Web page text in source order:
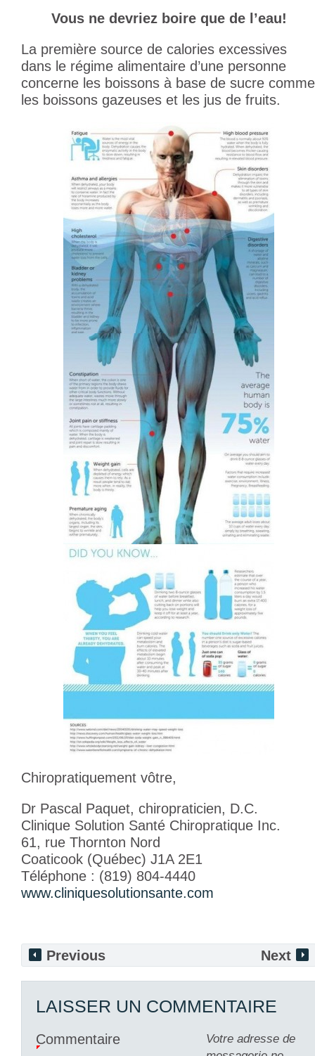
Vous ne devriez boire que de l’eau!
La première source de calories excessives
dans le régime alimentaire d’une personne
concerne les boissons à base de sucre comme
les boissons gazeuses et les jus de fruits.
Chiropratiquement vôtre,
Dr Pascal Paquet, chiropraticien, D.C.
Clinique Solution Santé Chiropratique Inc.
61, rue Thornton Nord
Coaticook (Québec) J1A 2E1
Téléphone : (819) 804-4440
www.cliniquesolutionsante.com
Previous Next
LAISSER UN COMMENTAIRE
Votre adresse de
Commentaire